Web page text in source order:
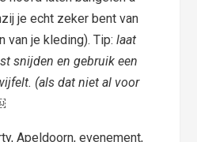
je echt zeker bent van
van je kleding). Tip:laat
snijden en gebruik een
(als dat niet al voor